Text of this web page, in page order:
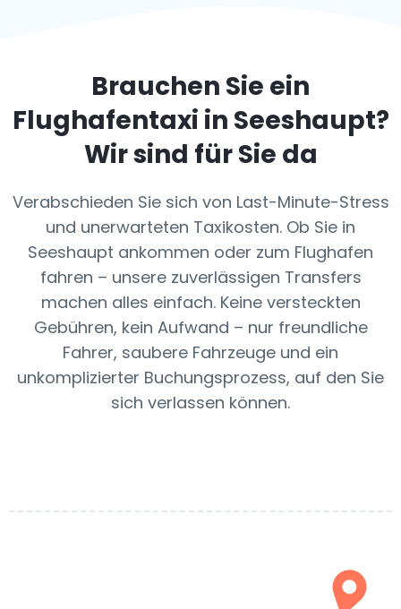
Brauchen Sie ein
Flughafentaxi in Seeshaupt?
Wir sind für Sie da
Verabschieden Sie sich von Last-Minute-Stress
und unerwarteten Taxikosten. Ob Sie in
Seeshaupt ankommen oder zum Flughafen
fahren – unsere zuverlässigen Transfers
machen alles einfach. Keine versteckten
Gebühren, kein Aufwand – nur freundliche
Fahrer, saubere Fahrzeuge und ein
unkomplizierter Buchungsprozess, auf den Sie
sich verlassen können.